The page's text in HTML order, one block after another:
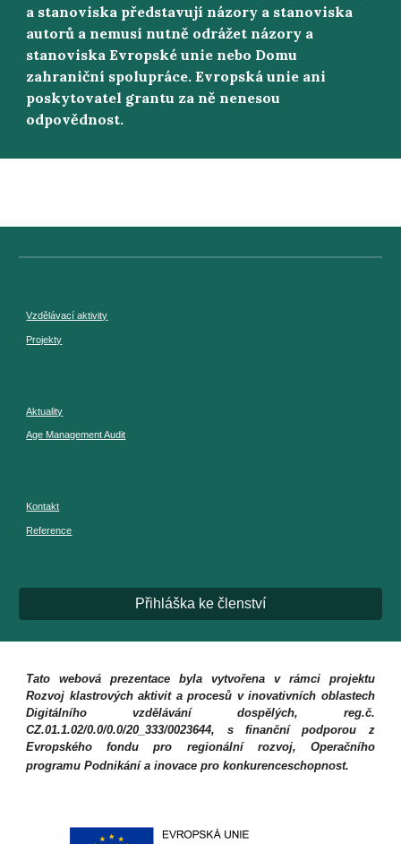
a stanoviska představují názory a stanoviska
autorů a nemusí nutně odrážet názory a
stanoviska Evropské unie nebo Domu
zahraniční spolupráce. Evropská unie ani
poskytovatel grantu za ně nenesou
odpovědnost.
Vzdělávací aktivity
Projekty
Aktuality
Age Management Audit
Kontakt
Reference
Přihláška ke členství
Tato webová prezentace byla vytvořena v rámci projektu
Rozvoj klastrových aktivit a procesů v inovativních oblastech
Digitálního vzdělávání dospělých, reg.č.
CZ.01.1.02/0.0/0.0/20_333/0023644, s finanční podporou z
Evropského fondu pro regionální rozvoj, Operačního
programu Podnikání a inovace pro konkurenceschopnost.